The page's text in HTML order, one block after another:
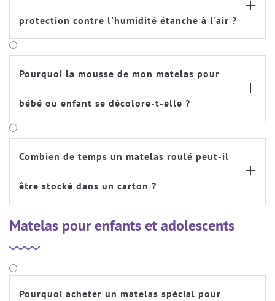
protection contre l'humidité étanche à l'air ?

Pourquoi la mousse de mon matelas pour
bébé ou enfant se décolore-t-elle ?

Combien de temps un matelas roulé peut-il
être stocké dans un carton ?

Matelas pour enfants et adolescents
Pourquoi acheter un matelas spécial pour